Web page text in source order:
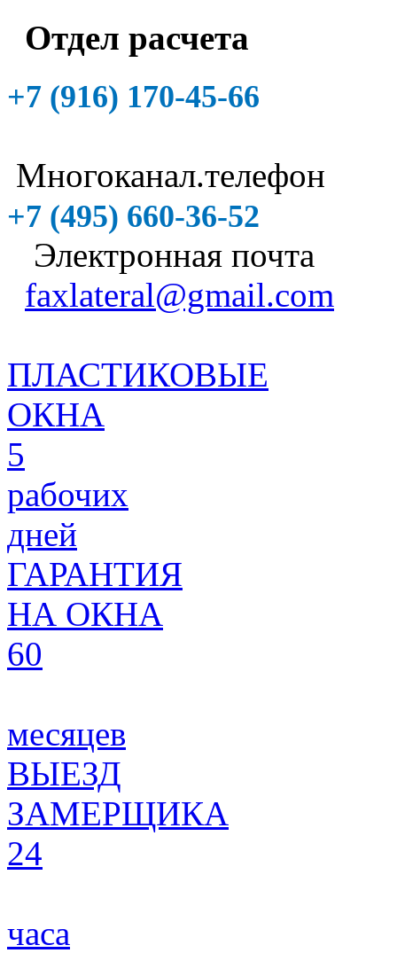
Отдел расчета
+7 (916) 170-45-66
Многоканал.телефон
+7 (495) 660-36-52
Электронная почта
faxlateral@gmail.com
ПЛАСТИКОВЫЕ
ОКНА
5
рабочих
дней
ГАРАНТИЯ
НА ОКНА
60
месяцев
ВЫЕЗД
ЗАМЕРЩИКА
24
часа